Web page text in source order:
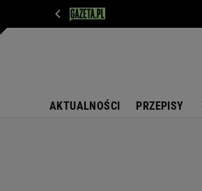
AKTUALNOŚCI PRZEPISY